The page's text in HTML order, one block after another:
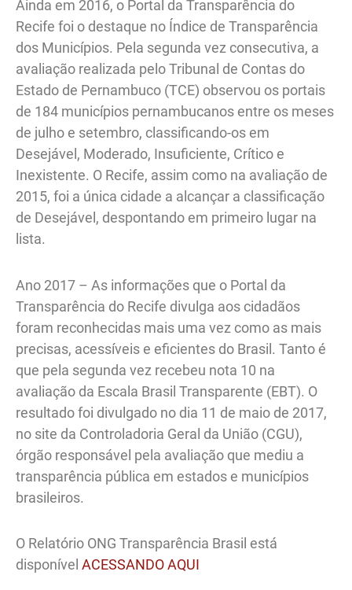
Ainda em 2016, o Portal da Transparência do
Recife foi o destaque no Índice de Transparência
dos Municípios. Pela segunda vez consecutiva, a
avaliação realizada pelo Tribunal de Contas do
Estado de Pernambuco (TCE) observou os portais
de 184 municípios pernambucanos entre os meses
de julho e setembro, classificando-os em
Desejável, Moderado, Insuficiente, Crítico e
Inexistente. O Recife, assim como na avaliação de
2015, foi a única cidade a alcançar a classificação
de Desejável, despontando em primeiro lugar na
lista.
Ano 2017 – As informações que o Portal da
Transparência do Recife divulga aos cidadãos
foram reconhecidas mais uma vez como as mais
precisas, acessíveis e eficientes do Brasil. Tanto é
que pela segunda vez recebeu nota 10 na
avaliação da Escala Brasil Transparente (EBT). O
resultado foi divulgado no dia 11 de maio de 2017,
no site da Controladoria Geral da União (CGU),
órgão responsável pela avaliação que mediu a
transparência pública em estados e municípios
brasileiros.
O Relatório ONG Transparência Brasil está
disponível ACESSANDO AQUI